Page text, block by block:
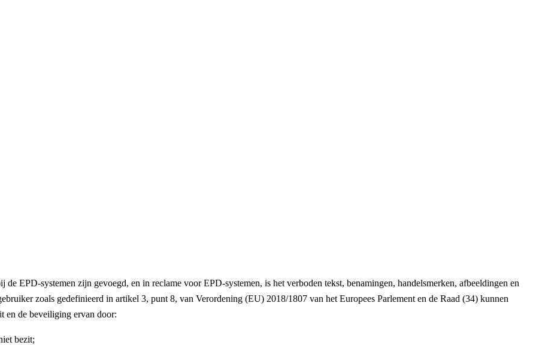
EPD-systemen zijn gevoegd, en in reclame voor EPD-systemen, is het verboden tekst, benamingen, handelsmerken, afbeeldingen en
zoals gedefinieerd in artikel 3, punt 8, van Verordening (EU) 2018/1807 van het Europees Parlement en de Raad (34) kunnen
en de beveiliging ervan door:
bezit;